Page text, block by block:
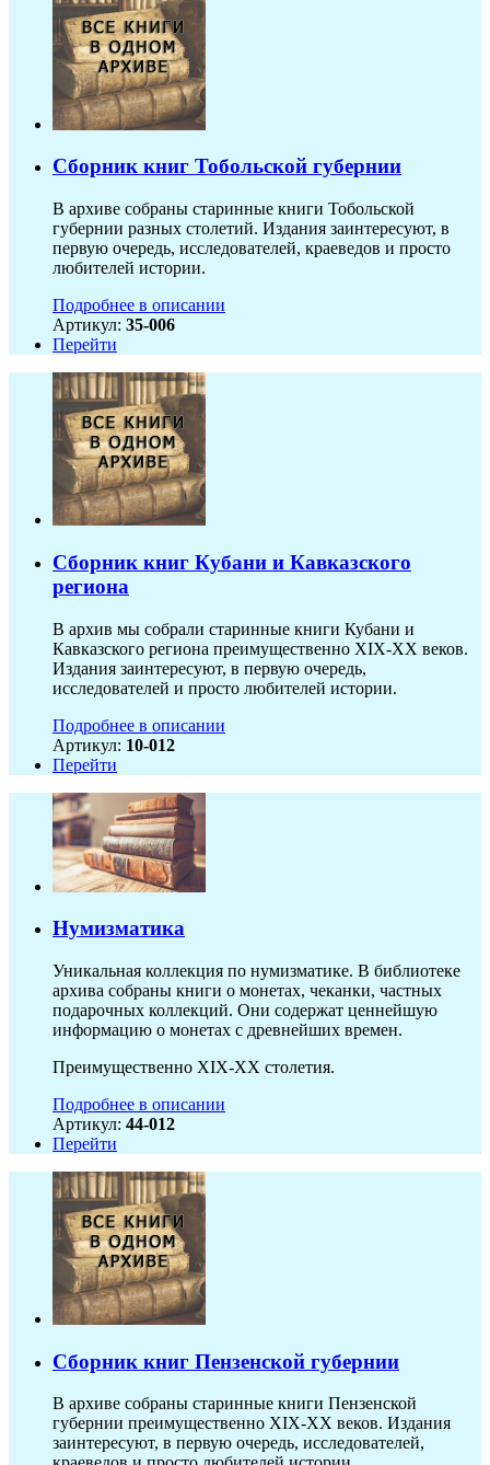
Сборник книг Тобольской губернии
В архиве собраны старинные книги Тобольской
губернии разных столетий. Издания заинтересуют, в
первую очередь, исследователей, краеведов и просто
любителей истории.
Подробнее в описании
Артикул: 35-006
Перейти
Сборник книг Кубани и Кавказского
региона
В архив мы собрали старинные книги Кубани и
Кавказского региона преимущественно XIX-ХХ веков.
Издания заинтересуют, в первую очередь,
исследователей и просто любителей истории.
Подробнее в описании
Артикул: 10-012
Перейти
Нумизматика
Уникальная коллекция по нумизматике. В библиотеке
архива собраны книги о монетах, чеканки, частных
подарочных коллекций. Они содержат ценнейшую
информацию о монетах с древнейших времен.
Преимущественно XIX-XX столетия.
Подробнее в описании
Артикул: 44-012
Перейти
Сборник книг Пензенской губернии
В архиве собраны старинные книги Пензенской
губернии преимущественно XIX-ХХ веков. Издания
заинтересуют, в первую очередь, исследователей,